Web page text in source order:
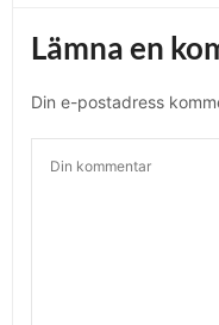
Lämna en
Din e-postadress